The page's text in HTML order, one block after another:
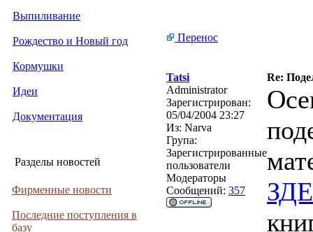
Выпиливание
Рождество и Новый год
Кормушки
Идеи
Документация
Разделы новостей
Фирменные новости
Последние поступления в
базу
Перенос
Tatsi
Re:
Administrator
Зарегистрирован:
05/04/2004 23:27
Из: Narva
Група:
Зарегистрированные
пользователи
Модераторы
Сообщений: 357